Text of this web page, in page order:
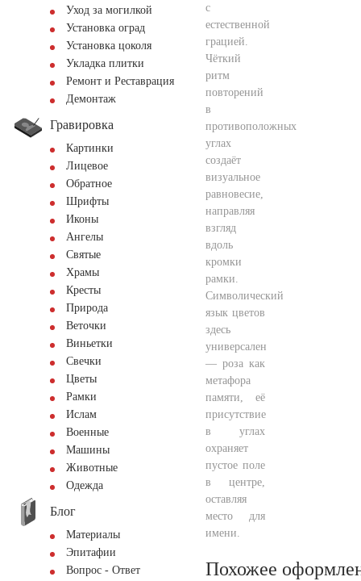
Уход за могилкой
Установка оград
Установка цоколя
Укладка плитки
Ремонт и Реставрация
Демонтаж
Гравировка
Картинки
Лицевое
Обратное
Шрифты
Иконы
Ангелы
Святые
Храмы
Кресты
Природа
Веточки
Виньетки
Свечки
Цветы
Рамки
Ислам
Военные
Машины
Животные
Одежда
Блог
Материалы
Эпитафии
Вопрос - Ответ
с
естественной
грацией.
Чёткий
ритм
повторений
в
противоположных
углах
создаёт
визуальное
равновесие,
направляя
взгляд
вдоль
кромки
рамки.
Символический
язык цветов
здесь
универсален
— роза как
метафора
памяти, её
присутствие
в углах
охраняет
пустое поле
в центре,
оставляя
место для
имени.
Похожее